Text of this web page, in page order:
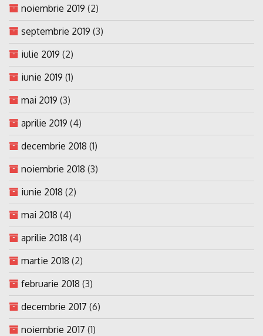
noiembrie 2019 (2)
septembrie 2019 (3)
iulie 2019 (2)
iunie 2019 (1)
mai 2019 (3)
aprilie 2019 (4)
decembrie 2018 (1)
noiembrie 2018 (3)
iunie 2018 (2)
mai 2018 (4)
aprilie 2018 (4)
martie 2018 (2)
februarie 2018 (3)
decembrie 2017 (6)
noiembrie 2017 (1)